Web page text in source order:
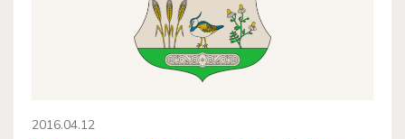
2016.04.12